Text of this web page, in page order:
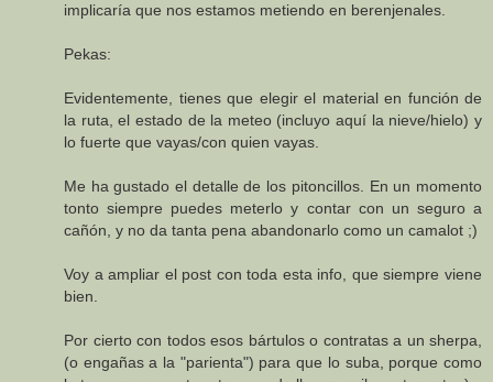
implicaría que nos estamos metiendo en berenjenales.
Pekas:
Evidentemente, tienes que elegir el material en función de
la ruta, el estado de la meteo (incluyo aquí la nieve/hielo) y
lo fuerte que vayas/con quien vayas.
Me ha gustado el detalle de los pitoncillos. En un momento
tonto siempre puedes meterlo y contar con un seguro a
cañón, y no da tanta pena abandonarlo como un camalot ;)
Voy a ampliar el post con toda esta info, que siempre viene
bien.
Por cierto con todos esos bártulos o contratas a un sherpa,
(o engañas a la "parienta") para que lo suba, porque como